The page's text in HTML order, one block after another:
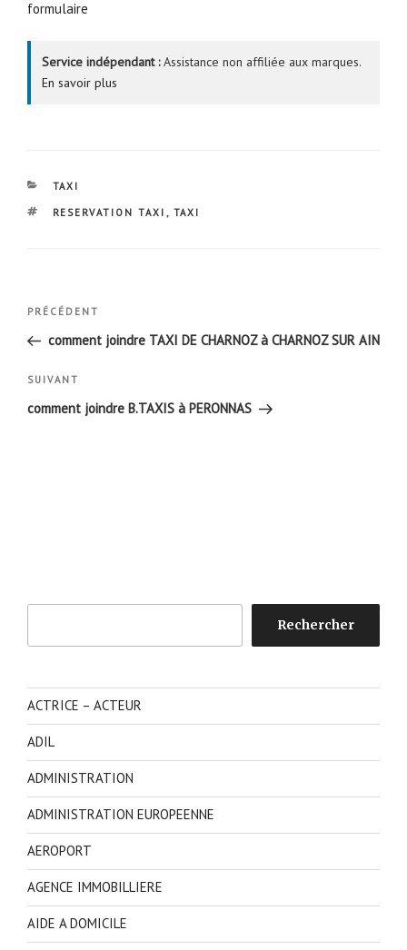
formulaire
Service indépendant :Assistance non affiliée aux marques.
En savoir plus
CATÉGORIES
TAXI
ÉTIQUETTES
RESERVATION TAXI , TAXI
Navigation
l’article
Article
précédent
PRÉCÉDENT
comment joindre TAXI DE CHARNOZ à CHARNOZ SUR AIN
Article
suivant
SUIVANT
comment joindre B.TAXIS à PERONNAS
Rechercher
ACTRICE – ACTEUR
ADIL
ADMINISTRATION
ADMINISTRATION EUROPEENNE
AEROPORT
AGENCE IMMOBILLIERE
AIDE A DOMICILE